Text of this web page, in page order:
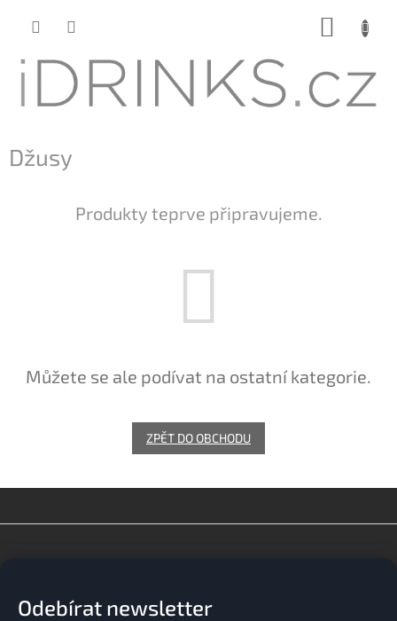
Džusy
Produkty teprve připravujeme.
Můžete se ale podívat na ostatní kategorie.
ZPĚT DO OBCHODU
Odebírat newsletter